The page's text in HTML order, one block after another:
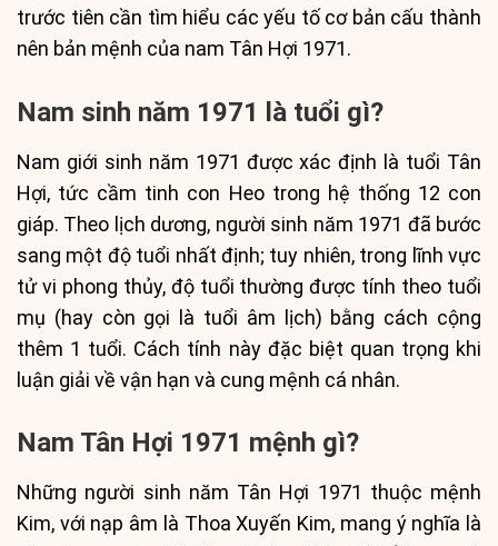
trước tiên cần tìm hiểu các yếu tố cơ bản cấu thành
nên bản mệnh của nam Tân Hợi 1971.
Nam sinh năm 1971 là tuổi gì?
Nam giới sinh năm 1971 được xác định là tuổi Tân
Hợi, tức cầm tinh con Heo trong hệ thống 12 con
giáp. Theo lịch dương, người sinh năm 1971 đã bước
sang một độ tuổi nhất định; tuy nhiên, trong lĩnh vực
tử vi phong thủy, độ tuổi thường được tính theo tuổi
mụ (hay còn gọi là tuổi âm lịch) bằng cách cộng
thêm 1 tuổi. Cách tính này đặc biệt quan trọng khi
luận giải về vận hạn và cung mệnh cá nhân.
Nam Tân Hợi 1971 mệnh gì?
Những người sinh năm Tân Hợi 1971 thuộc mệnh
Kim, với nạp âm là Thoa Xuyến Kim, mang ý nghĩa là